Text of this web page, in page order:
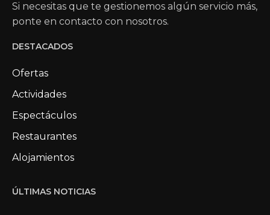
Si necesitas que te gestionemos algún servicio más,
ponte en contacto con nosotros.
DESTACADOS
Ofertas
Actividades
Espectáculos
Restaurantes
Alojamientos
ÚLTIMAS NOTICIAS